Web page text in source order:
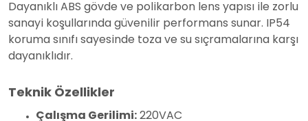
Dayanıklı ABS gövde ve polikarbon lens yapısı ile zorlu
sanayi koşullarında güvenilir performans sunar. IP54
koruma sınıfı sayesinde toza ve su sıçramalarına karşı
dayanıklıdır.
Teknik Özellikler
Çalışma Gerilimi: 220VAC